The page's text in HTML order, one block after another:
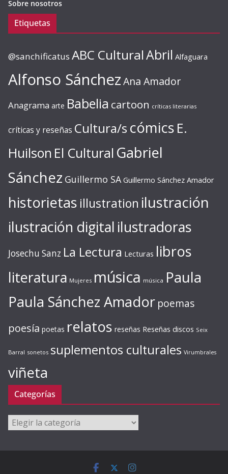
Sobre nosotros
Etiquetas
@sanchificatus ABC CulturalAbril Alfaguara
Alfonso SánchezAna Amador
Anagrama arte Babelia cartoon críticas literarias
críticas y reseñas Cultura/s cómics E.
Huilson El Cultural Gabriel
Sánchez Guillermo SA Guillermo Sánchez Amador
historietas illustration ilustración
ilustración digital ilustradoras
Josechu Sanz La Lectura Lecturas libros
literatura Mujeres música música Paula
Paula Sánchez Amador poemas
poesía poetas relatos reseñas Reseñas discos Seix
Barral sonetos suplementos culturales Virumbrales
viñeta
Categorías
Categorías